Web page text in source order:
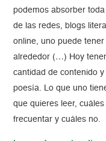
podemos absorber
de las redes, blogs
online, uno puede
alrededor (…) Hoy
cantidad de contenido
poesía. Lo que uno
que quieres leer,
frecuentar y cuáles no.